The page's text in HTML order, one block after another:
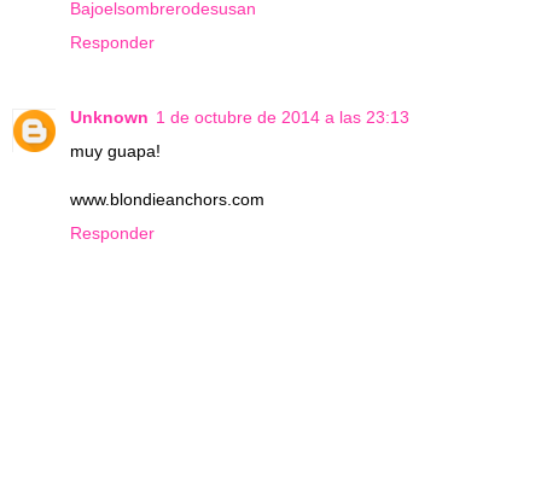
Bajoelsombrerodesusan
Responder
Unknown 1 de octubre de 2014 a las 23:13
muy guapa!
www.blondieanchors.com
Responder